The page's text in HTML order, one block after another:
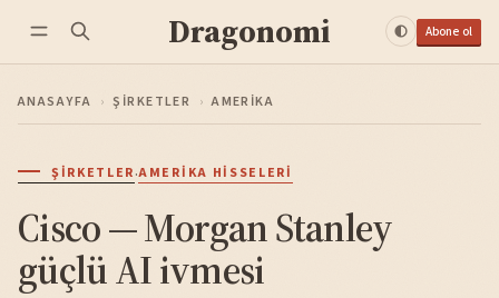
Dragonomi Abone ol
ANASAYFA › ŞIRKETLER › AMERIKA
ŞIRKETLER·AMERIKA HISSELERI
Cisco — Morgan Stanley
güçlü AI ivmesi